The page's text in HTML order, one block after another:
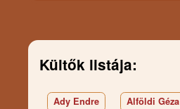
Kültők listája:
Ady Endre Alföldi Géza